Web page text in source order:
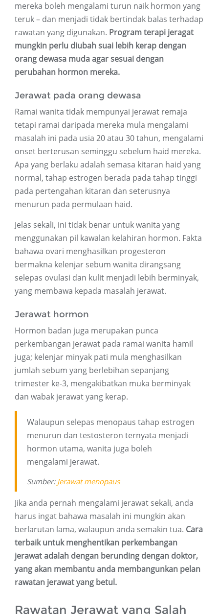
mereka boleh mengalami turun naik hormon yang
teruk – dan menjadi tidak bertindak balas terhadap
rawatan yang digunakan. Program terapi jeragat
mungkin perlu diubah suai lebih kerap dengan
orang dewasa muda agar sesuai dengan
perubahan hormon mereka.
Jerawat pada orang dewasa
Ramai wanita tidak mempunyai jerawat remaja
tetapi ramai daripada mereka mula mengalami
masalah ini pada usia 20 atau 30 tahun, mengalami
onset berterusan seminggu sebelum haid mereka.
Apa yang berlaku adalah semasa kitaran haid yang
normal, tahap estrogen berada pada tahap tinggi
pada pertengahan kitaran dan seterusnya
menurun pada permulaan haid.
Jelas sekali, ini tidak benar untuk wanita yang
menggunakan pil kawalan kelahiran hormon. Fakta
bahawa ovari menghasilkan progesteron
bermakna kelenjar sebum wanita dirangsang
selepas ovulasi dan kulit menjadi lebih berminyak,
yang membawa kepada masalah jerawat.
Jerawat hormon
Hormon badan juga merupakan punca
perkembangan jerawat pada ramai wanita hamil
juga; kelenjar minyak pati mula menghasilkan
jumlah sebum yang berlebihan sepanjang
trimester ke-3, mengakibatkan muka berminyak
dan wabak jerawat yang kerap.
Walaupun selepas menopaus tahap estrogen
menurun dan testosteron ternyata menjadi
hormon utama, wanita juga boleh
mengalami jerawat.
Sumber: Jerawat menopaus
Jika anda pernah mengalami jerawat sekali, anda
harus ingat bahawa masalah ini mungkin akan
berlarutan lama, walaupun anda semakin tua. Cara
terbaik untuk menghentikan perkembangan
jerawat adalah dengan berunding dengan doktor,
yang akan membantu anda membangunkan pelan
rawatan jerawat yang betul.
Rawatan Jerawat yang Salah